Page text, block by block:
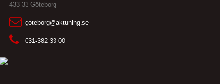
433 33 Göteborg
goteborg@aktuning.se
031-382 33 00